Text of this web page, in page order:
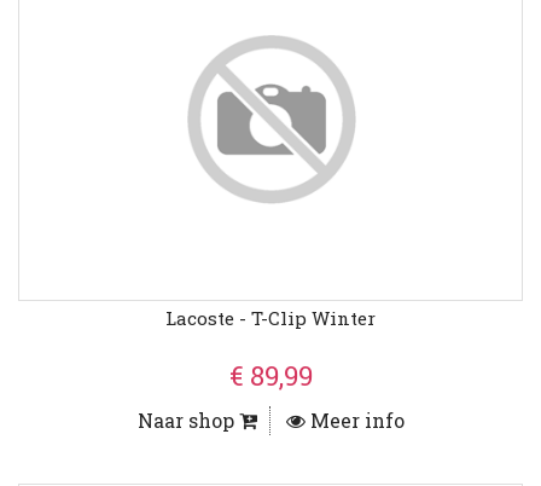
Lacoste - T-Clip Winter
€ 89,99
Naar shop Meer info